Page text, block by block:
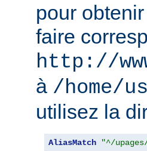
pour
faire
http://
à /home/
utilisez la
AliasMatch "^/